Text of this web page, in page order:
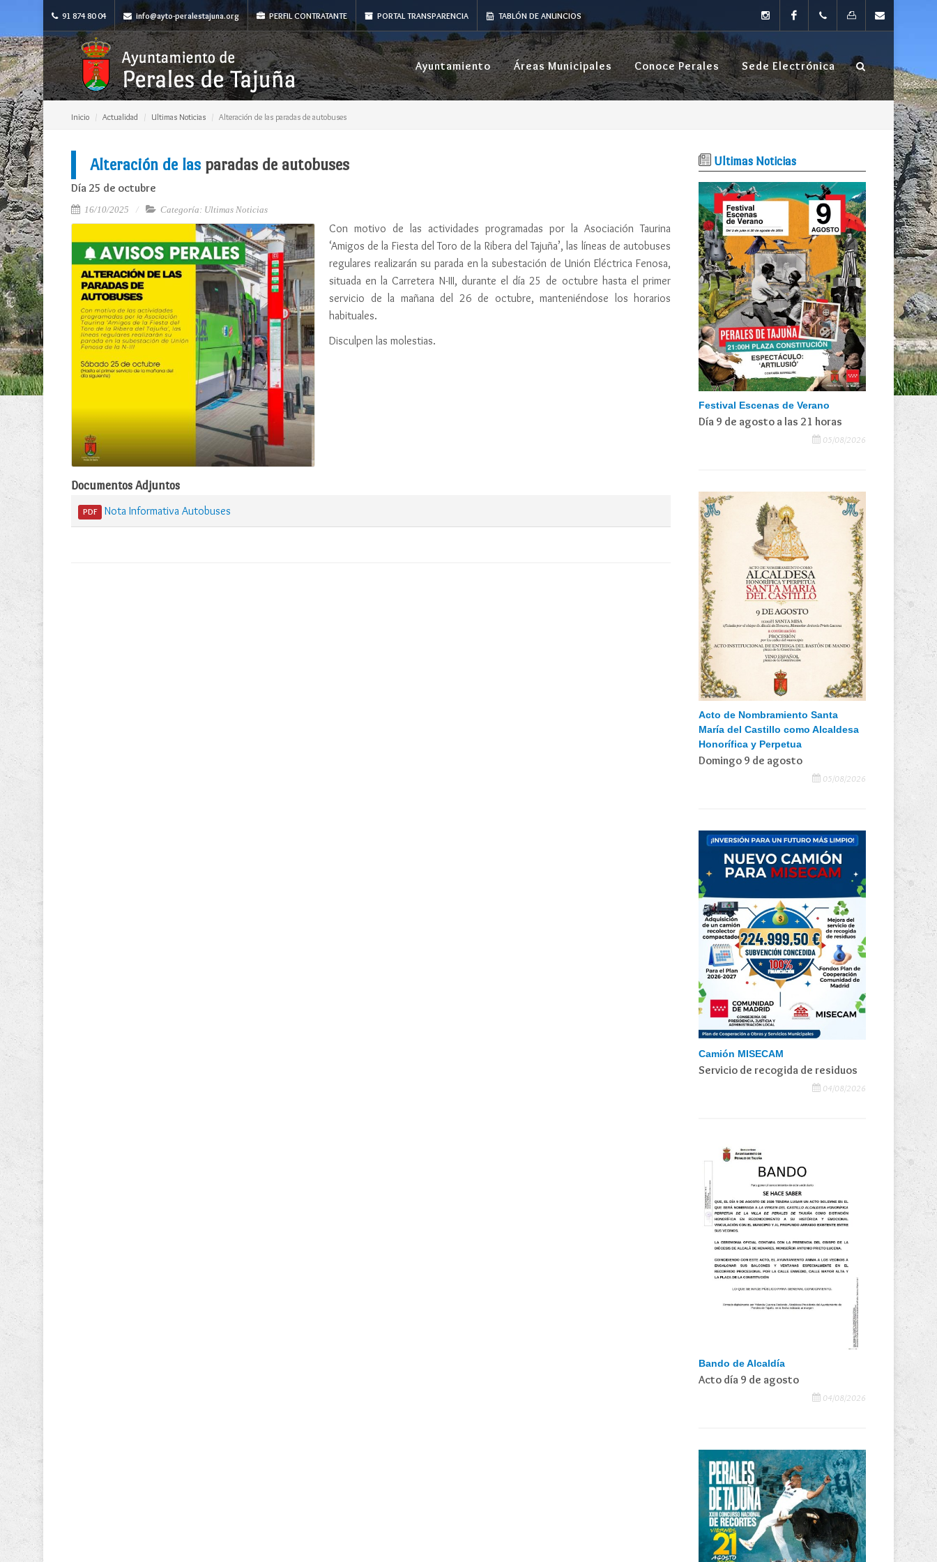
91 874 80 04 info@ayto-peralestajuna.org PERFIL CONTRATANTE PORTAL TRANSPARENCIA TABLÓN DE ANUNCIOS
instagram
874 80 91 874
Ayuntamiento Áreas Municipales Conoce Perales Sede Electrónica
Inicio Actualidad Ultimas Noticias Alteración de las paradas de autobuses
Alteración de las paradas de autobuses
Día 25 de octubre
16/10/2025 Categoría: Ultimas Noticias
Con motivo de las actividades programadas por la Asociación Taurina
‘Amigos de la Fiesta del Toro de la Ribera del Tajuña’, las líneas de autobuses
regulares realizarán su parada en la subestación de Unión Eléctrica Fenosa,
situada en la Carretera N-III, durante el día 25 de octubre hasta el primer
servicio de la mañana del 26 de octubre, manteniéndose los horarios
Disculpen las molestias.
Documentos Adjuntos
PDF Nota Informativa Autobuses
Ultimas Noticias
Festival Escenas de Verano
Día 9 de agosto a las 21 horas
05/08/2026
Acto de Nombramiento Santa
María del Castillo como Alcaldesa
Honorífica y Perpetua
Domingo 9 de agosto
05/08/2026
Camión MISECAM
Servicio de recogida de residuos
04/08/2026
Bando de Alcaldía
Acto día 9 de agosto
04/08/2026